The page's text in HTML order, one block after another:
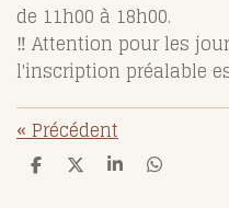
de 11h00 à 18h00.
‼️ Attention pour les
l'inscription préalable
«Précédent
P P P P